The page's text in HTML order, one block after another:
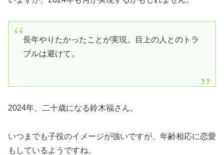
長年やりたかったことが実現。目上の人とのトラ
ブルは避けて。
2024年、二十歳になる鈴木福さん。
いつまでも子役のイメージが強いですが、年齢相応に恋愛
もしているようですね。